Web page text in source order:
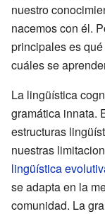
nuestro
nacemos con él.
principales es
cuáles se
La lingüística
gramática innata.
estructuras
nuestras
lingüística
se adapta en la
comunidad. La